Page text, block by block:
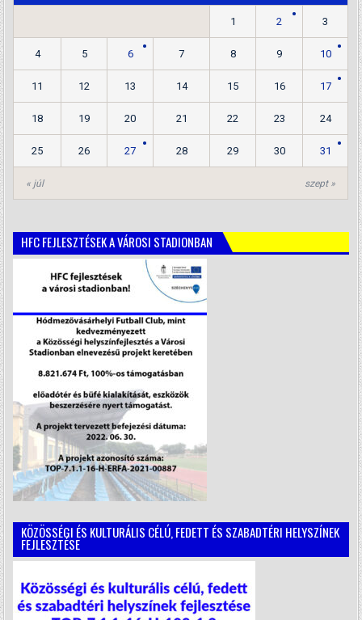
« júl szept »
1 2 3
4 5 6 7 8 9 10
11 12 13 14 15 16 17
18 19 20 21 22 23 24
25 26 27 28 29 30 31
HFC FEJLESZTÉSEK A VÁROSI STADIONBAN
KÖZÖSSÉGI ÉS KULTURÁLIS CÉLÚ, FEDETT ÉS SZABADTÉRI HELYSZÍNEK
FEJLESZTÉSE